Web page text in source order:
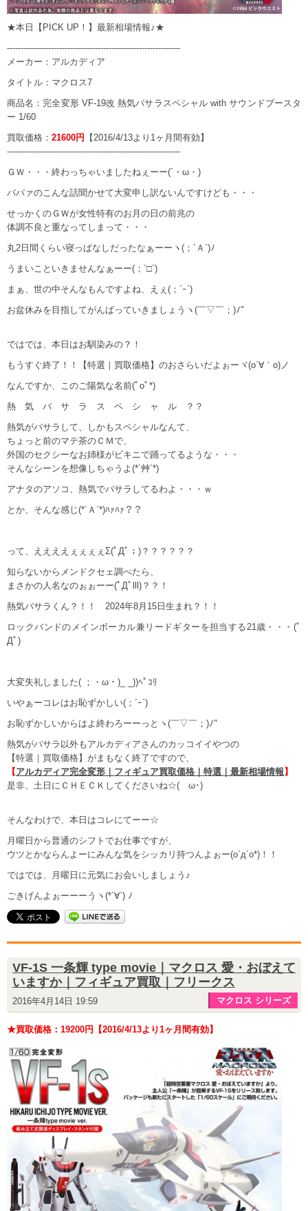
★本日【PICK UP！】最新相場情報♪★
---------------------------------------------------------------
メーカー：アルカディア
タイトル：マクロス7
商品名：完全変形 VF-19改 熱気バサラスペシャル with サウンドブースタ
ー 1/60
買取価格： 21600円 【2016/4/13より1ヶ月間有効】
---------------------------------------------------------------
ＧＷ・・・終わっちゃいましたねぇーー(´・ω・)
ババァのこんな話聞かせて大変申し訳ないんですけども・・・
せっかくのＧＷが女性特有のお月の日の前兆の
体調不良と重なってしまって・・・
丸2日間くらい寝っぱなしだったなぁーーヽ(；´Ａ`)ﾉ
うまいこといきませんなぁーー(；´□`)
まぁ、世の中そんなもんですよね、えぇ(；´ｰ`)
お盆休みを目指してがんばっていきましょうヽ(￣▽￣；)ﾉ"
ではでは、本日はお馴染みの？！
もうすぐ終了！！【特選｜買取価格】のおさらいだよぉーヾ(o´∀｀o)ノ
なんですか、このご陽気な名前(ﾟoﾟ*)
熱 気 バ サ ラ ス ペ シ ャ ル ？？
熱気がバサラして、しかもスペシャルなんて、
ちょっと前のマテ茶のＣＭで、
外国のセクシーなお姉様がビキニで踊ってるような・・・
そんなシーンを想像しちゃうよ(*´艸`*)
アナタのアソコ、熱気でバサラしてるわよ・・・ｗ
とか、そんな感じ(*´Ａ`*)ﾊｧﾊｧ？？
って、ええええぇぇぇぇΣ(ﾟДﾟ；)？？？？？？
知らないからメンドクセェ調べたら、
まさかの人名なのぉぉーー(ﾟДﾟlll)？？！
熱気バサラくん？！！ 2024年8月15日生まれ？！！
ロックバンドのメインボーカル兼リードギターを担当する21歳・・・(ﾟ
Дﾟ)
大変失礼しました( ；・ω・)_ _))ﾍﾟｺﾘ
いやぁーコレはお恥ずかしい(；´ｰ`)
お恥ずかしいからはよ終わろーーっとヽ(￣▽￣；)ﾉ"
熱気がバサラ以外もアルカディアさんのカッコイイやつの
【特選｜買取価格】がまもなく終了ですので、
【アルカディア完全変形｜フィギュア買取価格｜特選｜最新相場情報】
是非、土日にＣＨＥＣＫしてくださいね☆(ゝω･)
そんなわけで、本日はコレにてーー☆
月曜日から普通のシフトでお仕事ですが、
ウツとかならんよーにみんな気をシッカリ持つんよぉー(o`д´o*)！！
ではでは、月曜日に元気にお会いしましょう♪
ごきげんよぉーーーうヽ(*´∀`) ﾉ
VF-1S 一条輝 type movie｜マクロス 愛・おぼえて
いますか｜フィギュア買取｜フリークス
2016年4月14日 19:59 マクロス シリーズ
★買取価格：19200円【2016/4/13より1ヶ月間有効】